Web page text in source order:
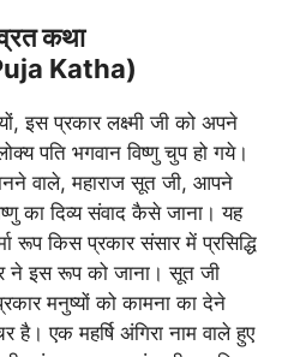
व्रत कथा
Katha)
इस प्रकार लक्ष्मी जी को अपने
पति भगवान विष्णु चुप हो गये।
वाले, महाराज सूत जी, आपने
का दिव्य संवाद कैसे जाना। यह
रूप किस प्रकार संसार में प्रसिद्धि
ने इस रूप को जाना। सूत जी
मनुष्यों को कामना का देने
है। एक महर्षि अंगिरा नाम वाले हुए